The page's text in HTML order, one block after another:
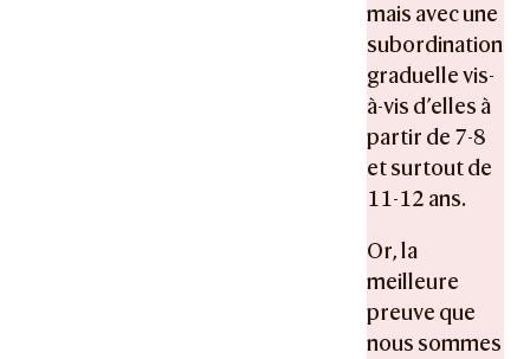
mais avec une
subordination
graduelle vis-
à-vis d’elles à
partir de 7-8
et surtout de
11-12 ans.
Or, la
meilleure
preuve que
nous sommes